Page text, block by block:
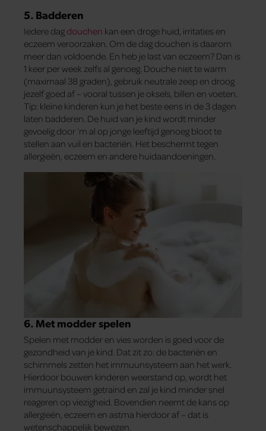
5. Badderen
Iedere dagdouchen kan een droge huid, irritaties en
eczeem veroorzaken. Om de dag douchen is daarom
meer dan voldoende. En heb je last van eczeem? Dan is
1 keer per week zelfs al genoeg. Douche niet te warm
(maximaal 38 graden), gebruik neutrale zeep en droog
jezelf goed af – vooral tussen je oksels, billen en voeten.
Tip: kleine kinderen kun je het beste eens in de 3 dagen
laten badderen. De huid van je kind wordt minder
gevoelig door ’m al op jonge leeftijd genoeg bloot te
stellen aan vuil en bacteriën. Het beschermt tegen
allergieën, eczeem en andere huidaandoeningen.
6. Met modder spelen
Spelen met modder en vies worden is goed voor de
gezondheid van je kind. Dat zit zo: de bacteriën en
schimmels zetten het immuunsysteem aan het werk.
Hierdoor bouwen kinderen weerstand op, wordt het
immuunsysteem getraind en zal je kind minder snel
reageren op viezigheid. Bovendien neemt de kans op
allergieën, eczeem en astma hierdoor af – dat is
wetenschappelijk bewezen.